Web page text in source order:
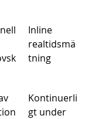
Inline
realtidsmä
tning
Kontinuerli
gt under